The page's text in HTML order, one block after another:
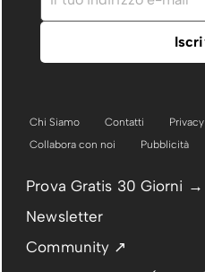
Chi Siamo Contatti Privacy
Collabora con noi
Pubblicità
Prova Gratis 30 Giorni →
Newsletter
Community ↗